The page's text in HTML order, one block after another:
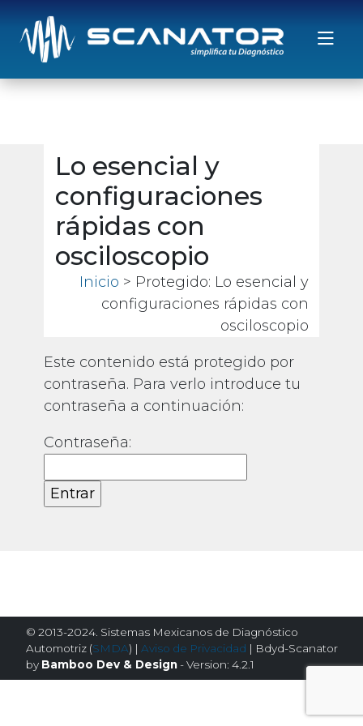
Saltar al contenido
Lo esencial y
configuraciones
rápidas con
osciloscopio
Inicio > Protegido: Lo esencial y
configuraciones rápidas con
osciloscopio
Este contenido está protegido por
contraseña. Para verlo introduce tu
contraseña a continuación:
Contraseña:
© 2013-2024. Sistemas Mexicanos de Diagnóstico
Automotriz (SMDA) | Aviso de Privacidad | Bdyd-Scanator
by Bamboo Dev & Design- Version: 4.2.1